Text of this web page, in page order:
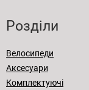
Розділи
Велосипеди
Аксесуари
Комплектуючі